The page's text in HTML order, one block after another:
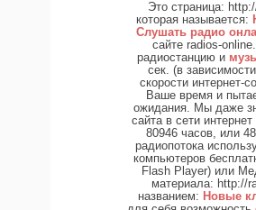
Это страница:
которая называется:
Слушать радио
сайте radios-
радиостанцию и
сек. (в
скорости интернет-
Ваше время и
ожидания. Мы даже
сайта в сети
80946 часов, или
радиопотока
компьютеров
Flash Player) или
материала: http://
названием: Новые